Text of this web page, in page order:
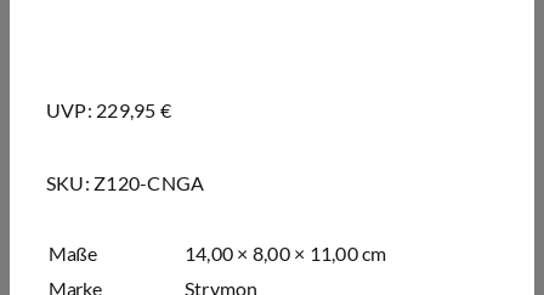
UVP: 229,95 €
SKU: Z120-CNGA
Maße
14,00 × 8,00 × 11,00 cm
Marke
Strymon